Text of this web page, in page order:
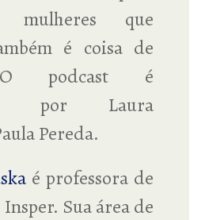
mulheres que
é coisa de
podcast é
por Laura
Pereda.
é professora de
Sua área de